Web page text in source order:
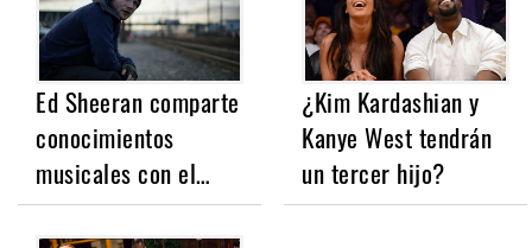
Ed Sheeran comparte
conocimientos
musicales con el…
¿Kim Kardashian y
Kanye West tendrán
un tercer hijo?